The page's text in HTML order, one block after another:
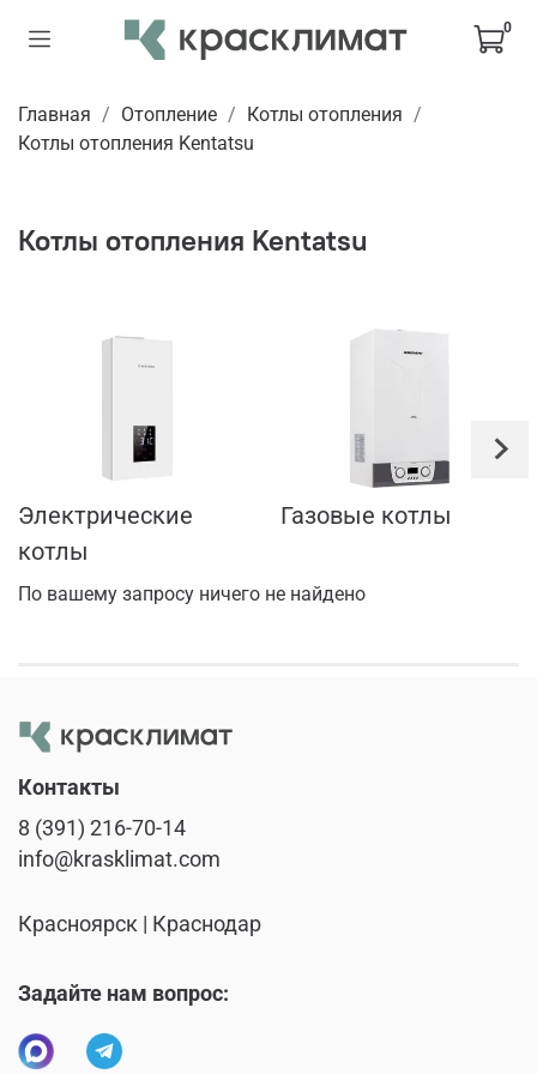
0
Главная Отопление
Котлы отопления
Котлы отопления Kentatsu
Котлы отопления Kentatsu
Электрические
котлы
Газовые котлы
По вашему запросу ничего не найдено
Контакты
8 (391) 216-70-14
info@krasklimat.com
Красноярск | Краснодар
Задайте нам вопрос: